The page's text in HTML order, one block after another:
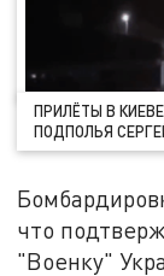
ПРИЛЁТЫ В
ПОДПОЛЬЯ
что
"Военку"